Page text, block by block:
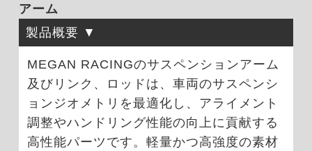
アーム
製品概要
MEGAN RACINGのサスペンションアーム
及びリンク、ロッドは、車両のサスペンシ
ョンジオメトリを最適化し、アライメント
調整やハンドリング性能の向上に貢献する
高性能パーツです。軽量かつ高強度の素材